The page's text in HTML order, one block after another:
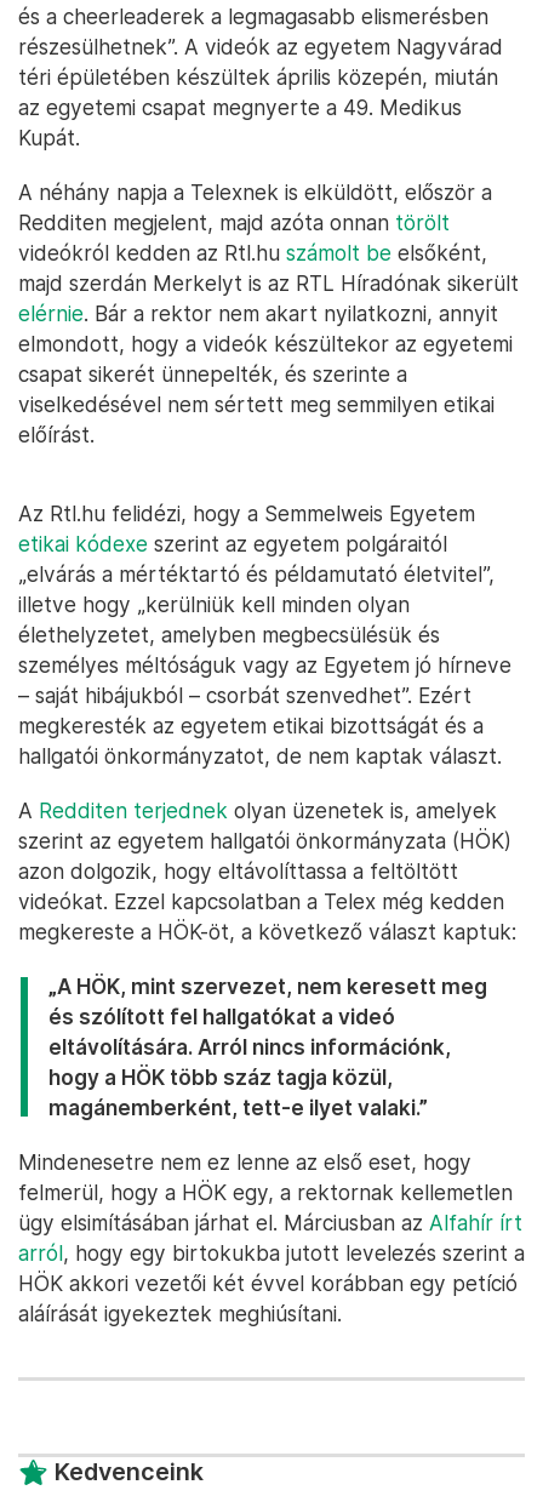
és a cheerleaderek a legmagasabb elismerésben
részesülhetnek”. A videók az egyetem Nagyvárad
téri épületében készültek április közepén, miután
az egyetemi csapat megnyerte a 49. Medikus
Kupát.
A néhány napja a Telexnek is elküldött, először a
Redditen megjelent, majd azóta onnan törölt
videókról kedden az Rtl.hu számolt be elsőként,
majd szerdán Merkelyt is az RTL Híradónak sikerült
elérnie. Bár a rektor nem akart nyilatkozni, annyit
elmondott, hogy a videók készültekor az egyetemi
csapat sikerét ünnepelték, és szerinte a
viselkedésével nem sértett meg semmilyen etikai
előírást.
Az Rtl.hu felidézi, hogy a Semmelweis Egyetem
etikai kódexe szerint az egyetem polgáraitól
„elvárás a mértéktartó és példamutató életvitel”,
illetve hogy „kerülniük kell minden olyan
élethelyzetet, amelyben megbecsülésük és
személyes méltóságuk vagy az Egyetem jó hírneve
– saját hibájukból – csorbát szenvedhet”. Ezért
megkeresték az egyetem etikai bizottságát és a
hallgatói önkormányzatot, de nem kaptak választ.
A Redditen terjednek olyan üzenetek is, amelyek
szerint az egyetem hallgatói önkormányzata (HÖK)
azon dolgozik, hogy eltávolíttassa a feltöltött
videókat. Ezzel kapcsolatban a Telex még kedden
megkereste a HÖK-öt, a következő választ kaptuk:
„A HÖK, mint szervezet, nem keresett meg
és szólított fel hallgatókat a videó
eltávolítására. Arról nincs információnk,
hogy a HÖK több száz tagja közül,
magánemberként, tett-e ilyet valaki.”
Mindenesetre nem ez lenne az első eset, hogy
felmerül, hogy a HÖK egy, a rektornak kellemetlen
ügy elsimításában járhat el. Márciusban az Alfahír írt
arról, hogy egy birtokukba jutott levelezés szerint a
HÖK akkori vezetői két évvel korábban egy petíció
aláírását igyekeztek meghiúsítani.
Kedvenceink